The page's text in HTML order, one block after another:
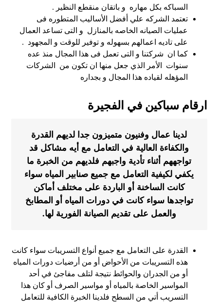
السباكه بكل مهاره و باتقان منقطع النظير .
تعتمد الشركه علي أفضل الأساليب المتطوره فى
عمليات الصيانه الخاصه بالمنازل و التى تساعد العمال
على تاديه اعمالهم بسهوله و توفير للوقت و المجهود .
كما ان شركتنا و التى تعمل فى هذا المجال منذ عده
سنوات الأمر الذي جعل منها ان تكون من الشركات
المؤهله لقياده هذا المجال و بجداره
ارقام سباكين في الفجيرة
لدينا عمال وفنيون متميزون جدا لديهم القدرة
والكفاءة العالية في التعامل مع أيه مشاكل قد
تواجههم أثناء تأدية واجبهم فلديهم من الخبرة ما
يكفي لكيفية التعامل مع جميع صنابير المياه سواء
كانت الساخنة أو الباردة على مختلف أماكن
تواجدها سواء كانت في دورات المياه أو المطابخ
والعمل على تقديم الصيانة الفورية لها.
القدرة على التعامل مع جميع أنواع التسريبات سواء كانت
هذه التسريبات من الأحواض أو من أرضيات دورات المياه
أو من الجدران والحوائط نتيجة لتلف مفاجئ في أحد
المواسير الخاصة بالمياه أو مواسير الصرف أو كان هذا
التسريب أتي من السطح فلدينا الخبرة الكافية للتعامل